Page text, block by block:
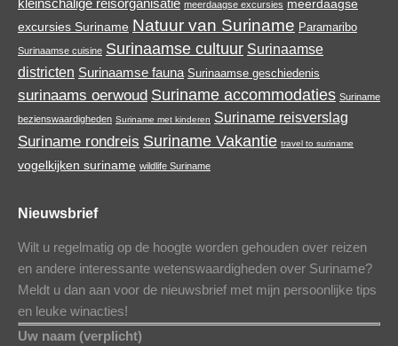
kleinschalige reisorganisatie meerdaagse excursies meerdaagse
excursies Suriname Natuur van Suriname Paramaribo
Surinaamse cuisine Surinaamse cultuur Surinaamse
districten Surinaamse fauna Surinaamse geschiedenis
surinaams oerwoud Suriname accommodaties Suriname
bezienswaardigheden Suriname met kinderen Suriname reisverslag
Suriname rondreis Suriname Vakantie travel to suriname
vogelkijken suriname wildlife Suriname
Nieuwsbrief
Wilt u regelmatig op de hoogte worden gehouden over reizen
en andere interessante wetenswaardigheden over Suriname?
Meldt u dan aan voor de nieuwsbrief met mijn persoonlijke tips
en leuke winacties!
Uw naam (verplicht)